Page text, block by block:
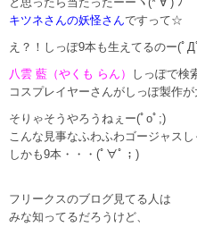
キツネさんの妖怪さんですって☆
え？！しっぽ9本も生えてるのー(ﾟД
八雲 藍（やくも らん）
しっぽで検
コスプレイヤーさんがしっぽ製作
そりゃそうやろうねぇー(ﾟoﾟ;)
こんな見事なふわふわゴージャス
しかも9本・・・(ﾟ∀ﾟ；)
フリークスのブログ見てる人は
みな知ってるだろうけど、